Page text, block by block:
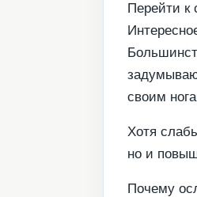
Перейти
своим
Хотя
но и
Почему